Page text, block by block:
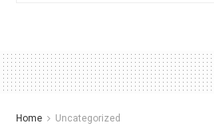
Home Uncategorized